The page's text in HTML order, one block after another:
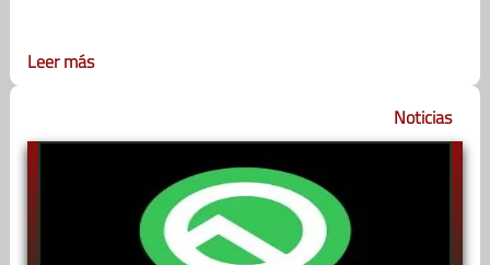
Leer más
Noticias